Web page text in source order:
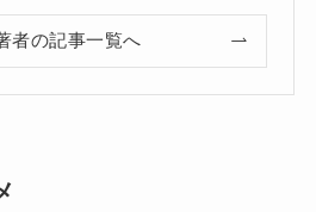
者の記事一覧へ